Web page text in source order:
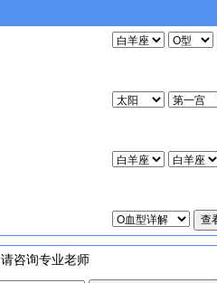
咨询专业老师